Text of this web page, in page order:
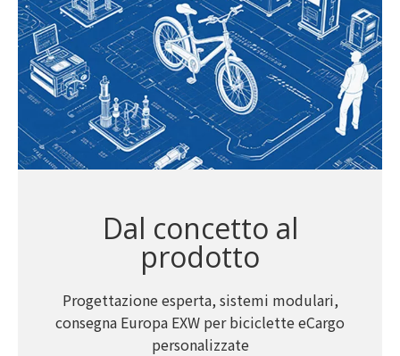
Dal concetto al
prodotto
Progettazione esperta, sistemi modulari,
consegna Europa EXW per biciclette eCargo
personalizzate